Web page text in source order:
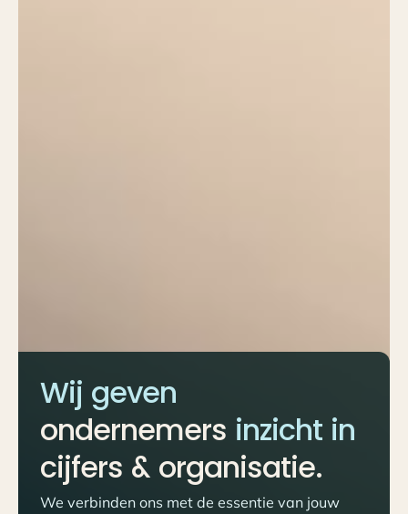
Wij geven
ondernemers inzicht in
cijfers & organisatie.
We verbinden ons met de essentie van jouw